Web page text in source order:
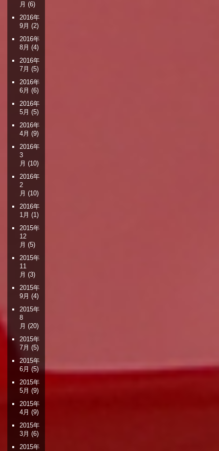
月 (6)
2016年
9月 (2)
2016年
8月 (4)
2016年
7月 (5)
2016年
6月 (6)
2016年
5月 (5)
2016年
4月 (9)
2016年
3
月 (10)
2016年
2
月 (10)
2016年
1月 (1)
2015年
12
月 (5)
2015年
11
月 (3)
2015年
9月 (4)
2015年
8
月 (20)
2015年
7月 (5)
2015年
6月 (5)
2015年
5月 (9)
2015年
4月 (9)
2015年
3月 (6)
2015年